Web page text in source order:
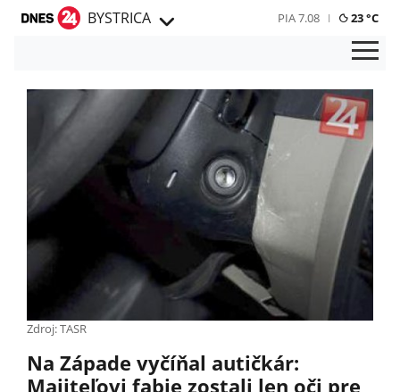
BYSTRICA PIA 7.08 23 °C
Zdroj: TASR
Na Západe vyčíňal autičkár:
Majiteľovi fabie zostali len oči pre